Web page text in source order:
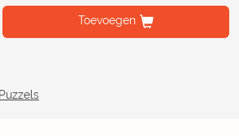
Toevoegen